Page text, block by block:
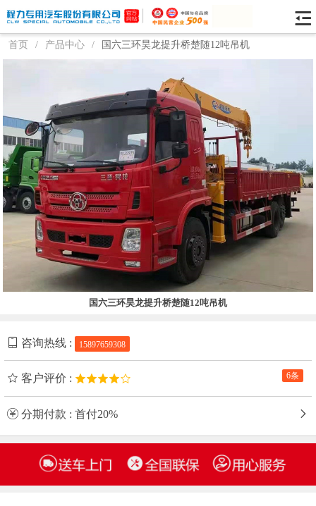
首页 / 产品中心 / 国六三环昊龙提升桥楚随12吨吊机
国六三环昊龙提升桥楚随12吨吊机
咨询热线 : 15897659308
6条
客户评价 :
分期付款 : 首付20%